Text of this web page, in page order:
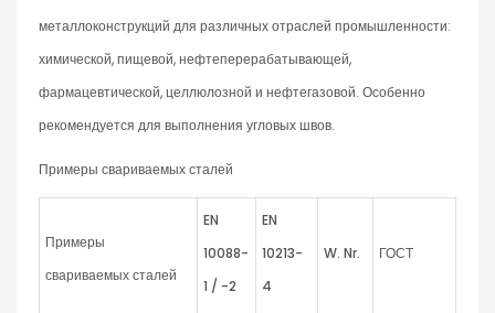
металлоконструкций для различных отраслей промышленности:
химической, пищевой, нефтеперерабатывающей,
фармацевтической, целлюлозной и нефтегазовой. Особенно
рекомендуется для выполнения угловых швов.
Примеры свариваемых сталей
Примеры
свариваемых сталей
EN
10088-
1 / -2
EN
10213-
4
W. Nr. ГОСТ